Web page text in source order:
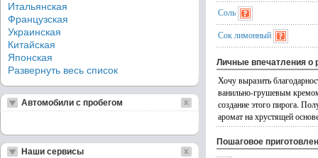
Соль
Сок лимонный
Личные впечатления о
Хочу выразить
ванильно-грушевым
создание этого пирога.
аромат на хрустящей
Пошаговое
Итальянская
Французская
Украинская
Китайская
Японская
Развернуть весь список
Автомобили с пробегом
Наши сервисы